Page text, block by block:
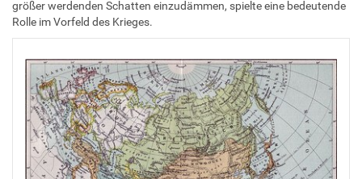
größer werdenden Schatten einzudämmen, spielte eine bedeutende
Rolle im Vorfeld des Krieges.